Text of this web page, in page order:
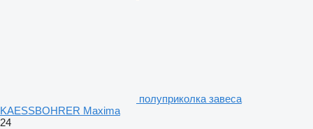
полуприколка завеса
KAESSBOHRER Maxima
24